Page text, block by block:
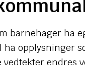
barnehager ha
ha opplysninger
endres